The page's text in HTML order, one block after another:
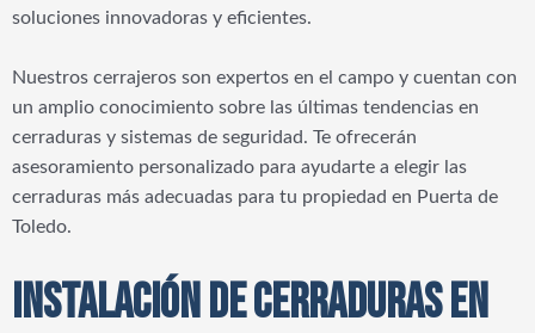
soluciones innovadoras y eficientes.
Nuestros cerrajeros son expertos en el campo y cuentan con
un amplio conocimiento sobre las últimas tendencias en
cerraduras y sistemas de seguridad. Te ofrecerán
asesoramiento personalizado para ayudarte a elegir las
cerraduras más adecuadas para tu propiedad en Puerta de
Toledo.
INSTALACIÓN DE CERRADURAS EN